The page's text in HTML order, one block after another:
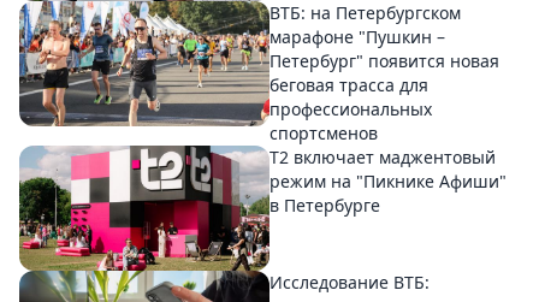
ВТБ: на Петербургском
марафоне "Пушкин –
Петербург" появится новая
беговая трасса для
профессиональных
спортсменов
Т2 включает маджентовый
режим на "Пикнике Афиши"
в Петербурге
Исследование ВТБ: